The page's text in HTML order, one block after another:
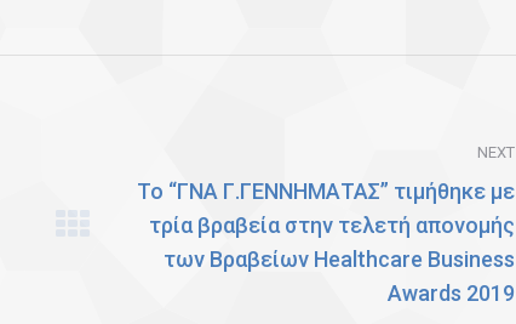
NEXT
Το “ΓΝΑ Γ.ΓΕΝΝΗΜΑΤΑΣ” τιμήθηκε με
τρία βραβεία στην τελετή απονομής
των Βραβείων Healthcare Business
Awards 2019